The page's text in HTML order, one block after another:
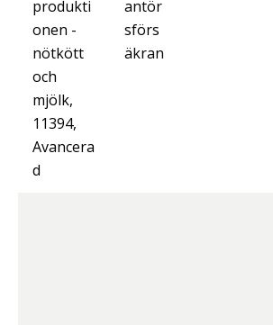
produkti
onen -
nötkött
och
mjölk,
11394,
Avancera
d
antör
sförs
äkran